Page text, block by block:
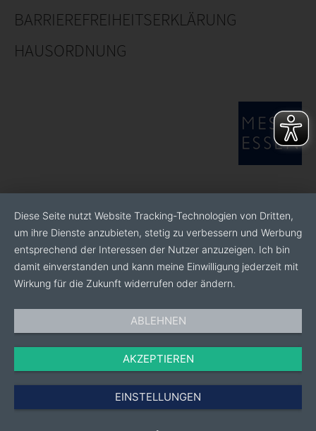
BARRIEREFREIHEITSERKLÄRUNG
HAUSORDNUNG
Diese Seite nutzt Website Tracking-Technologien von Dritten,
um ihre Dienste anzubieten, stetig zu verbessern und Werbung
entsprechend der Interessen der Nutzer anzuzeigen. Ich bin
damit einverstanden und kann meine Einwilligung jederzeit mit
Wirkung für die Zukunft widerrufen oder ändern.
ABLEHNEN
AKZEPTIEREN
EINSTELLUNGEN